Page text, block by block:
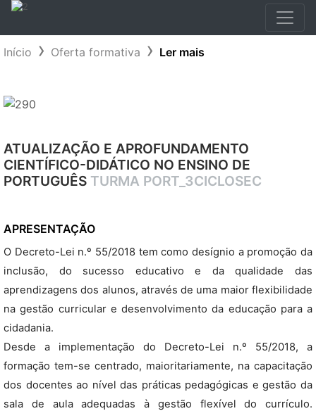
Início Oferta formativa Ler mais
ATUALIZAÇÃO E APROFUNDAMENTO
CIENTÍFICO-DIDÁTICO NO ENSINO DE
PORTUGUÊS TURMA PORT_3CICLOSEC
APRESENTAÇÃO
O Decreto-Lei n.º 55/2018 tem como desígnio a promoção da
inclusão, do sucesso educativo e da qualidade das
aprendizagens dos alunos, através de uma maior flexibilidade
na gestão curricular e desenvolvimento da educação para a
cidadania.
Desde a implementação do Decreto-Lei n.º 55/2018, a
formação tem-se centrado, maioritariamente, na capacitação
dos docentes ao nível das práticas pedagógicas e gestão da
sala de aula adequadas à gestão flexível do currículo.